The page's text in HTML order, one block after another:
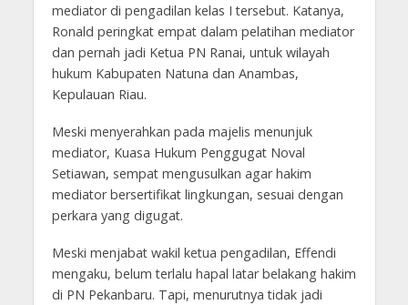
mediator di pengadilan kelas I tersebut. Katanya,
Ronald peringkat empat dalam pelatihan mediator
dan pernah jadi Ketua PN Ranai, untuk wilayah
hukum Kabupaten Natuna dan Anambas,
Kepulauan Riau.
Meski menyerahkan pada majelis menunjuk
mediator, Kuasa Hukum Penggugat Noval
Setiawan, sempat mengusulkan agar hakim
mediator bersertifikat lingkungan, sesuai dengan
perkara yang digugat.
Meski menjabat wakil ketua pengadilan, Effendi
mengaku, belum terlalu hapal latar belakang hakim
di PN Pekanbaru. Tapi, menurutnya tidak jadi